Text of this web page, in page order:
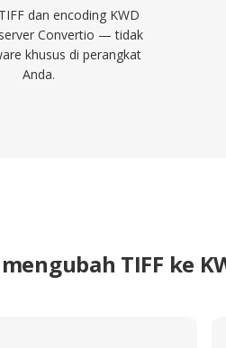
dan encoding KWD
Convertio — tidak
khusus di perangkat
Anda.
TIFF ke